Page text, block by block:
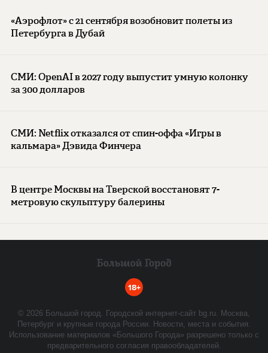
«Аэрофлот» с 21 сентября возобновит полеты из
Петербурга в Дубай
СМИ: OpenAI в 2027 году выпустит умную колонку
за 300 долларов
СМИ: Netflix отказался от спин-оффа «Игры в
кальмара» Дэвида Финчера
В центре Москвы на Тверской восстановят 7-
метровую скульптуру балерины
18+
© 2026 Большой город. Городской интернет-сайт bg.ru. Москва,
Петербург и крупные города России. Новости, места и события.
Использование материалов «Большого Города» разрешено только с
предварительного согласия правообладателей.